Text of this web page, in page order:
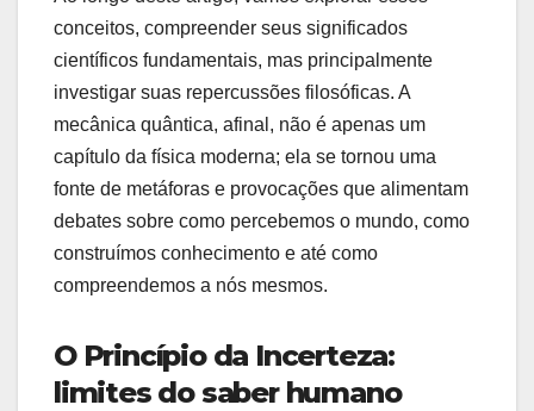
conceitos, compreender seus significados
científicos fundamentais, mas principalmente
investigar suas repercussões filosóficas. A
mecânica quântica, afinal, não é apenas um
capítulo da física moderna; ela se tornou uma
fonte de metáforas e provocações que alimentam
debates sobre como percebemos o mundo, como
construímos conhecimento e até como
compreendemos a nós mesmos.
O Princípio da Incerteza:
limites do saber humano